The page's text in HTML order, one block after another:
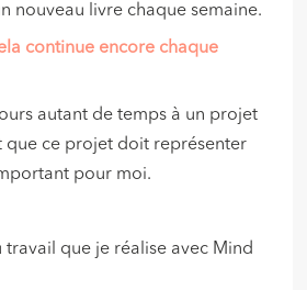
nouveau livre chaque semaine.
continue encore chaque
autant de temps à un projet
que ce projet doit représenter
pour moi.
travail que je réalise avec Mind